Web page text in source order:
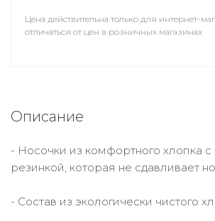
Цена действительна только для интернет-
отличаться от цен в розничных магазинах
Описание
- Носочки из комфортного хлопка с
резинкой, которая не сдавливает
- Состав из экологически чистого